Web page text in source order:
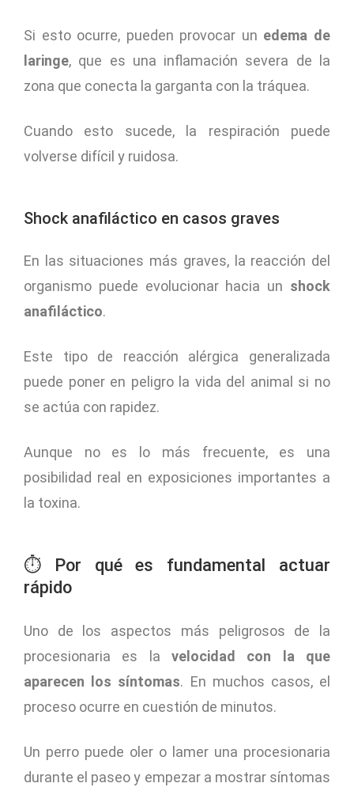
Si esto ocurre, pueden provocar un edema de
laringe, que es una inflamación severa de la
zona que conecta la garganta con la tráquea.
Cuando esto sucede, la respiración puede
volverse difícil y ruidosa.
Shock anafiláctico en casos graves
En las situaciones más graves, la reacción del
organismo puede evolucionar hacia un shock
anafiláctico.
Este tipo de reacción alérgica generalizada
puede poner en peligro la vida del animal si no
se actúa con rapidez.
Aunque no es lo más frecuente, es una
posibilidad real en exposiciones importantes a
la toxina.
⏱️ Por qué es fundamental actuar
rápido
Uno de los aspectos más peligrosos de la
procesionaria es la velocidad con la que
aparecen los síntomas. En muchos casos, el
proceso ocurre en cuestión de minutos.
Un perro puede oler o lamer una procesionaria
durante el paseo y empezar a mostrar síntomas